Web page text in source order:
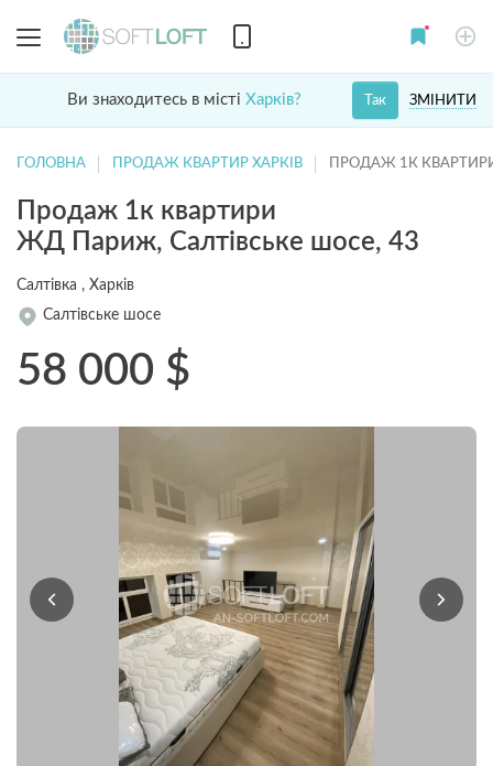
Ви знаходитесь в місті Харків? ЗМІНИТИ
Так
ГОЛОВНА ПРОДАЖ КВАРТИР ХАРКІВ ПРОДАЖ 1К
Продаж 1к квартири
ЖД Париж, Салтівське шосе, 43
Салтівка , Харків
Салтівське шосе
58 000 $